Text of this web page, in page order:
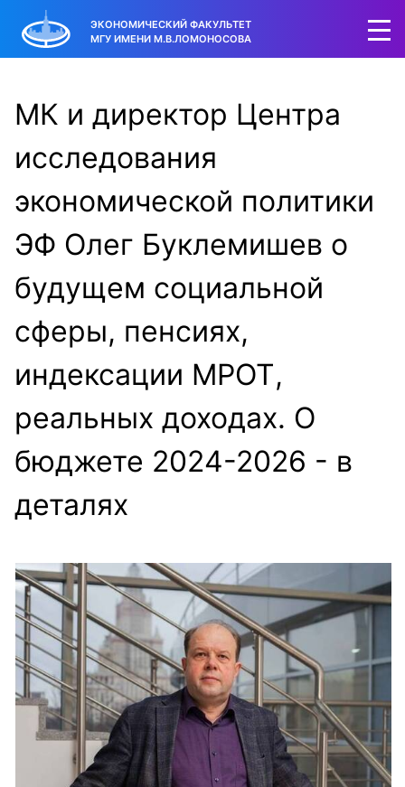
ЭКОНОМИЧЕСКИЙ ФАКУЛЬТЕТ
МГУ ИМЕНИ М.В.ЛОМОНОСОВА
МК и директор Центра
исследования
экономической политики
ЭФ Олег Буклемишев о
будущем социальной
сферы, пенсиях,
индексации МРОТ,
реальных доходах. О
бюджете 2024-2026 - в
деталях